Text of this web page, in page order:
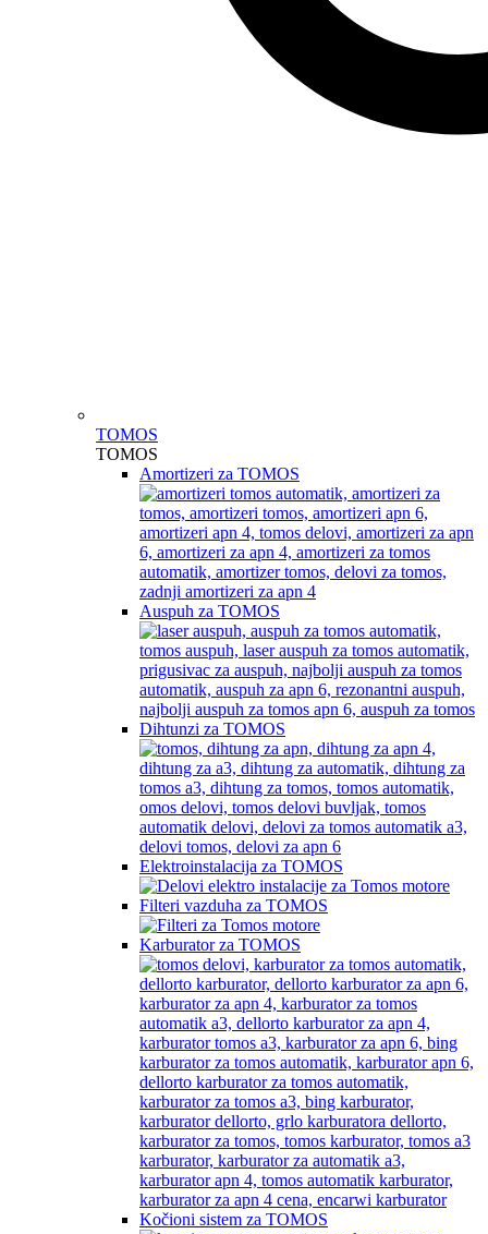
TOMOS
TOMOS
Amortizeri za TOMOS
Auspuh za TOMOS
Dihtunzi za TOMOS
Elektroinstalacija za TOMOS
Filteri vazduha za TOMOS
Karburator za TOMOS
Kočioni sistem za TOMOS